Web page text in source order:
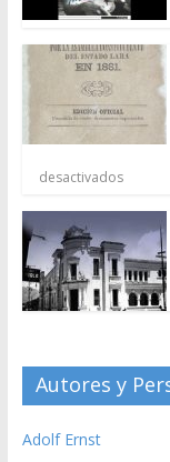
desactivados
Autores y
Adolf Ernst